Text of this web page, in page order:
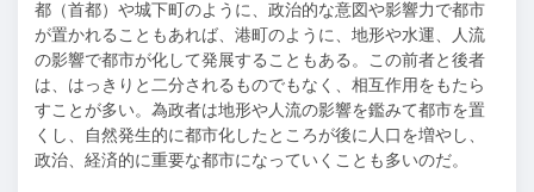
都（首都）や城下町のように、政治的な意図や影響力で都市
が置かれることもあれば、港町のように、地形や水運、人流
の影響で都市が化して発展することもある。この前者と後者
は、はっきりと二分されるものでもなく、相互作用をもたら
すことが多い。為政者は地形や人流の影響を鑑みて都市を置
くし、自然発生的に都市化したところが後に人口を増やし、
政治、経済的に重要な都市になっていくことも多いのだ。